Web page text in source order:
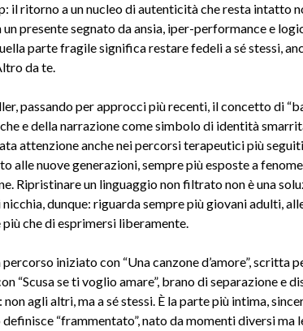
il ritorno a un nucleo di autenticità che resta intatto
presente segnato da ansia, iper-performance e
parte fragile significa restare fedeli a sé stessi,
da te.
passando per approcci più recenti, il concetto di
e della narrazione come simbolo di identità
attenzione anche nei percorsi terapeutici più
alle nuove generazioni, sempre più esposte a
Ripristinare un linguaggio non filtrato non è una
dunque: riguarda sempre più giovani adulti,
che di esprimersi liberamente.
iniziato con “Una canzone d’amore”, scritta
“Scusa se ti voglio amare”, brano di separazione e
agli altri, ma a sé stessi. È la parte più intima,
“frammentato”, nato da momenti diversi ma